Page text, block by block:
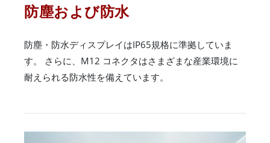
防塵および防水
防塵・防水ディスプレイはIP65規格に準拠していま
す。 さらに、M12 コネクタはさまざまな産業環境に
耐えられる防水性を備えています。